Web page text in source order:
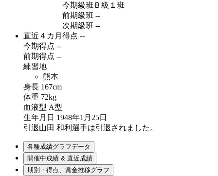
今期級班 Ｂ級１班
前期級班 --
次期級班 --
直近４カ月得点 --
今期得点 --
前期得点 --
練習地
熊本
身長 167cm
体重 72kg
血液型 A型
生年月日 1948年1月25日
引退山田 和利選手は引退されました。
各種成績グラフデータ
開催中成績 & 直近成績
期別・得点、賞金推移グラフ